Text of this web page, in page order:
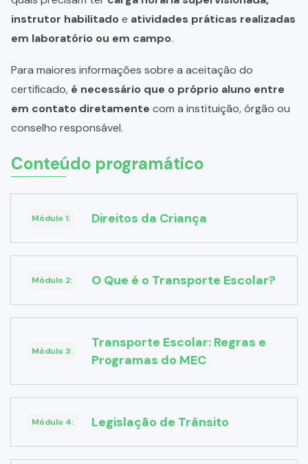
instrutor habilitadoe atividades práticas realizadas
em laboratório ou em campo.
Para maiores informações sobre a aceitação do
certificado, é necessário que o próprio aluno entre
em contato diretamente com a instituição, órgão ou
conselho responsável.
Conteúdo programático
Módulo 1: Direitos da Criança
Módulo 2: O Que é o Transporte Escolar?
Módulo 3:
Transporte Escolar: Regras e
Programas do MEC
Módulo 4: Legislação de Trânsito